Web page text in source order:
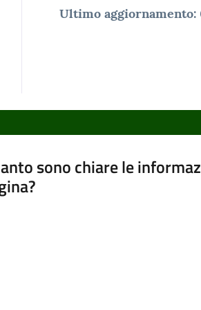
Ultimo aggiornamento:
sono chiare le